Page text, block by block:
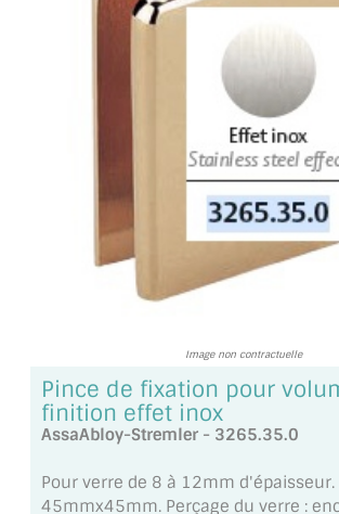
SUIVI DE COMMANDE
TOUS LES TARIFS AU M2
GUIDE : CHOIX PAR UTILISATION
INSPIRATIONS ET NOUVEAUTÉS
AMBIANCE LAITON BROSSÉ
MIROIRS VIEILLIS AMBIANCE
MIROIR SUR MESURE
MIROIR DÉCORATIF DE COULEUR
LOTS DE MIROIRS EN MOZAÏQUE
MIROIR POUR PORTE
Image non contractuelle
Pince de fixation pour
finition effet inox
AssaAbloy-Stremler - 3265.35.0
Pour verre de 8 à 12mm
45mmx45mm. Perçage du verre :